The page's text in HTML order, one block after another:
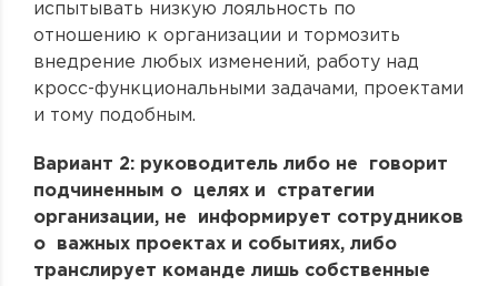
испытывать низкую лояльность по
отношению к организации и тормозить
внедрение любых изменений, работу над
кросс-функциональными задачами, проектами
и тому подобным.
Вариант 2: руководитель либо не говорит
подчиненным о целях и стратегии
организации, не информирует сотрудников
о важных проектах и событиях, либо
транслирует команде лишь собственные